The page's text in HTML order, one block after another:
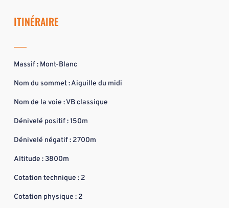
ITINÉRAIRE
Massif : Mont-Blanc
Nom du sommet : Aiguille du midi
Nom de la voie : VB classique
Dénivelé positif : 150m
Dénivelé négatif : 2700m
Altitude : 3800m
Cotation technique : 2
Cotation physique : 2